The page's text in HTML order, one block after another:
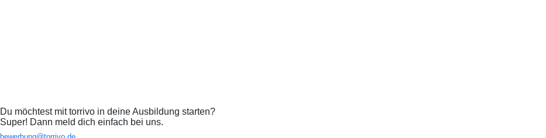
Du möchtest mit torrivo in deine Ausbildung starten?
Super! Dann meld dich einfach bei uns.